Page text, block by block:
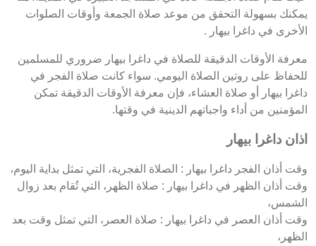
يمكنك بسهولة التحقق من موعد صلاة الجمعة وأوقات الصلوات
الأخرى في داغرا بيهار .
معرفة الأوقات الدقيقة للصلاة في داغرا بيهار ضروري للمسلمين
للحفاظ على روتين الصلاة اليومي. سواء كانت صلاة الفجر في
داغرا بيهار أو صلاة العشاء، فإن معرفة الأوقات الدقيقة تمكن
المؤمنين من أداء واجباتهم الدينية في وقتها.
اذان داغرا بيهار
وقت أذان الفجر داغرا بيهار : الصلاة الفجرية، التي تمثل بداية اليوم،
وقت أذان الظهر في داغرا بيهار : صلاة الظهر، التي تُقام بعد زوال
الشمس،
وقت أذان العصر في داغرا بيهار : صلاة العصر، التي تمثل وقت بعد
الظهر،